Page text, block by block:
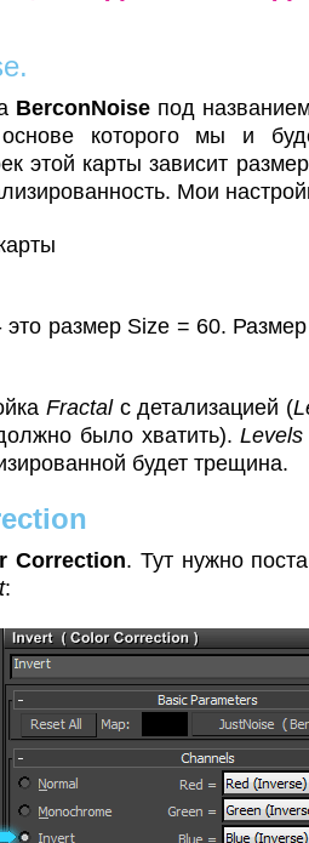
BerconNoise под
которого мы и
этой карты зависит
Мои
это размер Size = 60.
Fractalс детализацией (
было хватить).Levels
будет трещина.
Correction. Тут нужно
: